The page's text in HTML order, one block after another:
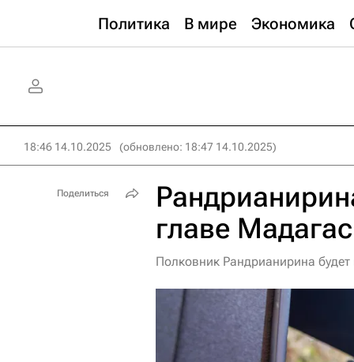
Политика В мире Экономика
18:46 14.10.2025 (обновлено: 18:47 14.10.2025)
главе
Полковник Рандрианирина
Поделиться